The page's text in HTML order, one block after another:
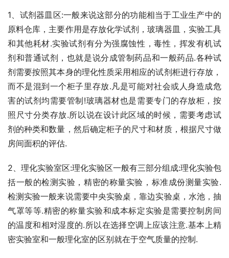
1、试剂器皿区:一般来说这部分的功能相当于工业生产中的
原料仓库，主要作用是存放化学试剂，玻璃器皿，实验工具
和其他耗材.实验试剂有分为强腐蚀性，毒性，挥发有机试
剂和普通试剂，也就是说分成管制药品和一般药品.各种试
剂需要按照其本身的理化性质采用相应的试剂柜进行存放，
而不是混到一个柜子里存放.凡是可能对社会或人身造成危
害的试剂均需要管制!玻璃器材也是需要专门的存放柜，按
照尺寸分类存放.所以说在设计此区域的时候，需要考虑试
剂的种类和数量，然后确定柜子的尺寸和材质，根据尺寸做
房间面积的评估.
2、理化实验室区:理化实验区一般有三部分组成:理化实验包
括一般的检测实验，精密的称量实验，标准成份测量实验.
检测实验一般来说需要中央实验桌，靠边实验桌，水池，抽
气罩等等.精密的称量实验和成本标定实验是需要控制房间
的温度和相对湿度的.所以在选择空调上应该注意.基本上精
密实验室和一般理化室的区别就在于空气质量的控制.